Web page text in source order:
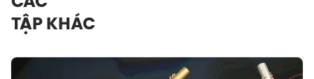
Calvin Bui - Host of FKN DELICIOUSNESS & Co-host of
Best Ever Food Review Show
Special thanks to Mastercard partners and
sponsors, Tanqueray, Johnnie Walker, Ly Gia Vien,
TẬP KHÁC